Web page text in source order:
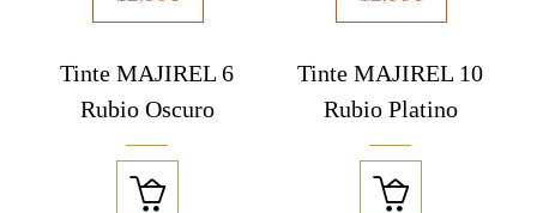
Tinte MAJIREL 6
Rubio Oscuro

Tinte MAJIREL 10
Rubio Platino
